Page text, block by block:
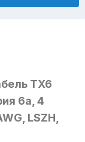
TX6
6a, 4
LSZH,